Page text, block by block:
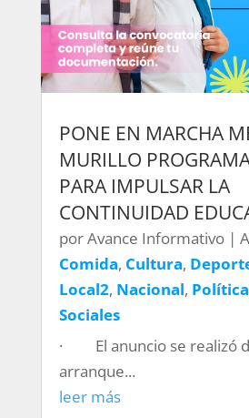
PONE EN MARCHA
MURILLO
PARA IMPULSAR LA
CONTINUIDAD
porAvance Informativo|
Comida, Cultura,
Local2, Nacional, Política
Sociales
· El anuncio se realizó
arranque...
leer más